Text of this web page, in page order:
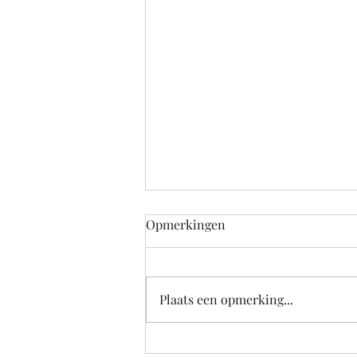
De overheid zou nu alvast
Opmerkingen
Plaats een opmerking...